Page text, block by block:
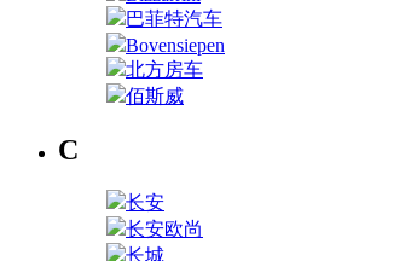
巴菲特汽车
Bovensiepen
北方房车
佰斯威
C
长安
长安欧尚
长城